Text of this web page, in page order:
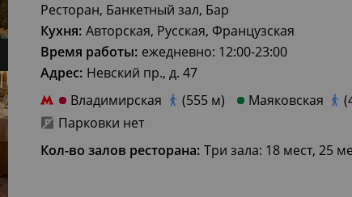
Ресторан, Банкетный зал, Бар
Кухня: Авторская, Русская, Французская
Время работы: ежедневно: 12:00-23:00
Адрес: Невский пр., д. 47
Владимирская
(555 м) Маяковская
Парковки нет
Кол-во залов ресторана: Три зала: 18 мест, 25